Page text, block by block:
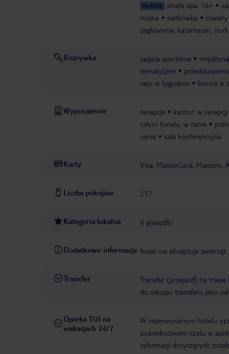
PŁATNE strefa spa: 16+
nożna
siatkówka rowery
żeglowanie, katamaran,
Rozrywka zajęcia sportowe
tematyczne
razy w tygodniu
boccia w
Wyposażenie recepcja kantor: w recepcji
całym hotelu, w cenie
cenie
sala konferencyjna
Karty Visa, MasterCard, Maestro,
Liczba pokojów 237
Kategoria lokalna 4 gwiazdki
Dodatkowe informacje hotel nie akceptuje zwierząt
Transfer
Transfer (przejazd) na
do zakupu transferu jako
Opieka TUI na
wakacjach 24/7
W rezerwowanym hotelu
pośrednictwem czatu w
informacji dotyczących